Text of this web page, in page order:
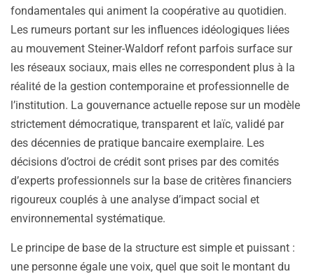
fondamentales qui animent la coopérative au quotidien.
Les rumeurs portant sur les influences idéologiques liées
au mouvement Steiner-Waldorf refont parfois surface sur
les réseaux sociaux, mais elles ne correspondent plus à la
réalité de la gestion contemporaine et professionnelle de
l’institution. La gouvernance actuelle repose sur un modèle
strictement démocratique, transparent et laïc, validé par
des décennies de pratique bancaire exemplaire. Les
décisions d’octroi de crédit sont prises par des comités
d’experts professionnels sur la base de critères financiers
rigoureux couplés à une analyse d’impact social et
environnemental systématique.
Le principe de base de la structure est simple et puissant :
une personne égale une voix, quel que soit le montant du